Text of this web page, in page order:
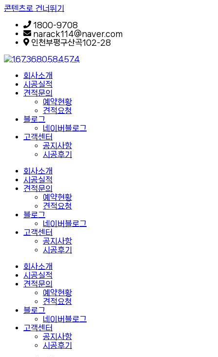
콘텐츠로 건너뛰기
1800-9708
narack114@naver.com
인천부평구산곡102-28
회사소개
시공실적
견적문의
예약현황
견적요청
블로그
네이버블로그
고객센터
공지사항
시공후기
회사소개
시공실적
견적문의
예약현황
견적요청
블로그
네이버블로그
고객센터
공지사항
시공후기
회사소개
시공실적
견적문의
예약현황
견적요청
블로그
네이버블로그
고객센터
공지사항
시공후기